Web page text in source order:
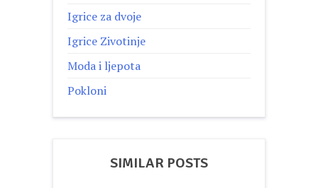
Igrice za dvoje
Igrice Zivotinje
Moda i ljepota
Pokloni
SIMILAR POSTS